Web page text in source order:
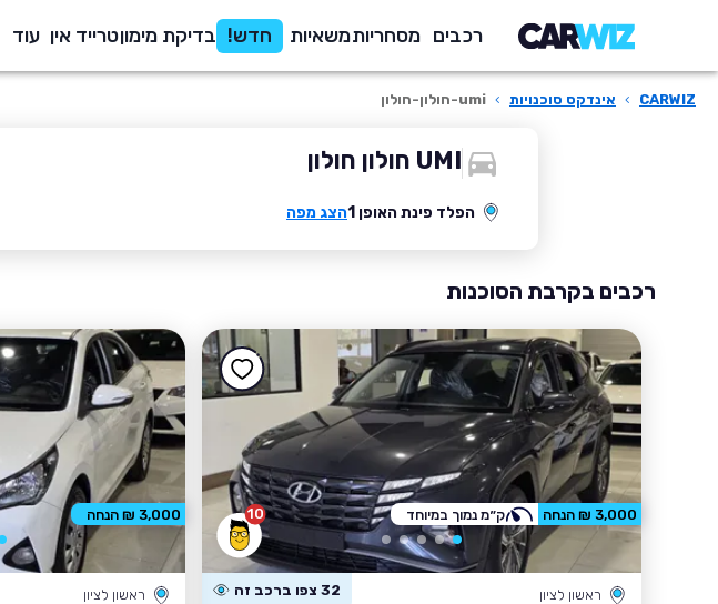
רכבים מסחריותמשאיות חדש! בדיקת מימוןטרייד אין עוד
CARWIZ
› אינדקס סוכנויות › umi-חולון-חולון
UMI חולון חולון
הפלד פינת האופן 1 הצג מפה
רכבים בקרבת הסוכנות
10
ראשון לציון 32 צפו ברכב זה
3,000 ₪ הנחה ק״מ נמוך במיוחד
ראשון לציון
3,000 ₪ הנחה